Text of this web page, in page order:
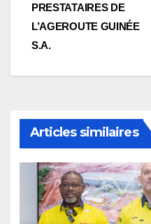
PRESTATAIRES DE
L’AGEROUTE GUINÉE
S.A.
Articles similaires